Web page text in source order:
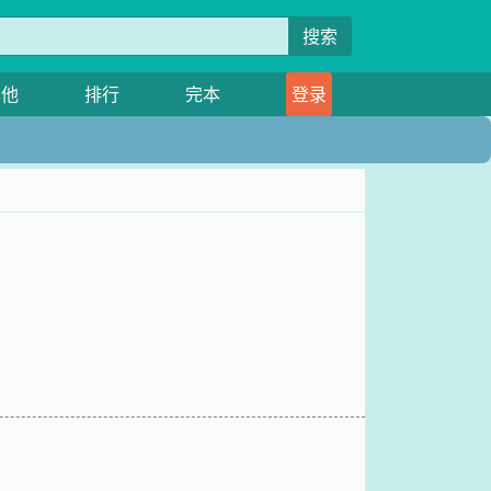
搜索
排行 完本 登录